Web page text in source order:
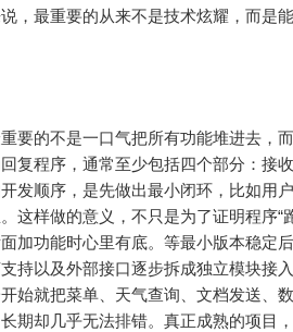
，最重要的从来不是技术炫耀，而是
要的不是一口气把所有功能堆进去，
复程序，通常至少包括四个部分：接
发顺序，是先做出最小闭环，比如用
这样做的意义，不只是为了证明程序“
加功能时心里有底。等最小版本稳定
持以及外部接口逐步拆成独立模块接
始就把菜单、天气查询、文档发送、
期却几乎无法排错。真正成熟的项目